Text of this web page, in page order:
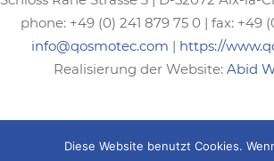
phone: +49 (0) 241 879 75 0 | fax: +49
info@qosmotec.com | https://
Realisierung der Website: Abid
Diese Website benutzt Cookies.